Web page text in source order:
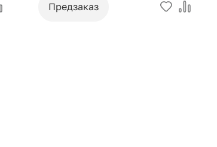
Предзаказ